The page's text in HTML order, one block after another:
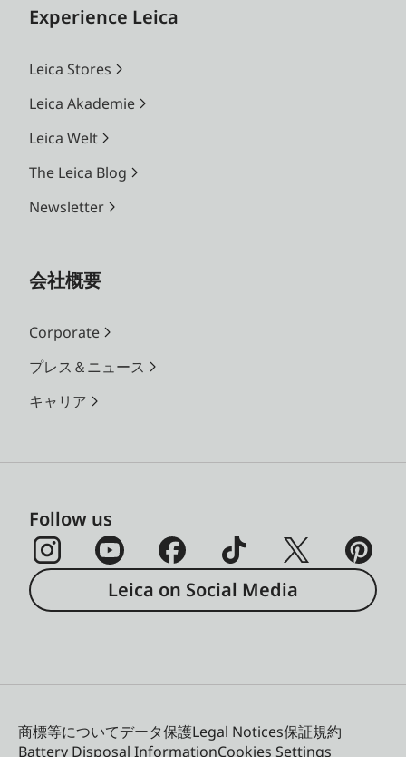
Experience Leica
Leica Stores
Leica Akademie
Leica Welt
The Leica Blog
Newsletter
会社概要
Corporate
プレス＆ニュース
キャリア
Follow us
Leica on Social Media
商標等についてデータ保護Legal Notices保証規約
Battery Disposal InformationCookies Settings